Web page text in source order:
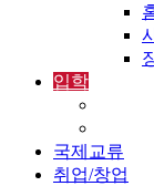
입학
국제교류
취업/창업